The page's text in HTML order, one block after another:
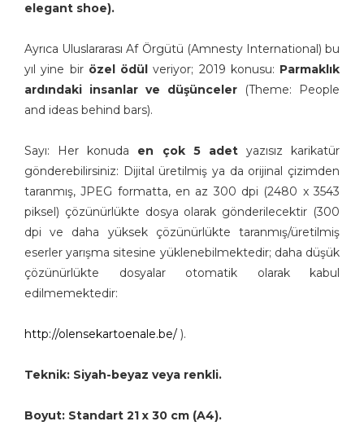
elegant shoe).
Ayrıca Uluslararası Af Örgütü (Amnesty International) bu
yıl yine birözel ödül veriyor; 2019 konusu: Parmaklık
ardındaki insanlar ve düşünceler
(Theme: People
and ideas behind bars).
Sayı: Her konuda en çok 5 adetyazısız karikatür
gönderebilirsiniz: Dijital üretilmiş ya da orijinal çizimden
taranmış, JPEG formatta, en az 300 dpi (2480 x 3543
piksel) çözünürlükte dosya olarak gönderilecektir (300
dpi ve daha yüksek çözünürlükte taranmış/üretilmiş
eserler yarışma sitesine yüklenebilmektedir; daha düşük
çözünürlükte dosyalar otomatik olarak kabul
edilmemektedir:
http://olensekartoenale.be/ ).
Teknik: Siyah-beyaz veya renkli.
Boyut: Standart 21 x 30 cm (A4).